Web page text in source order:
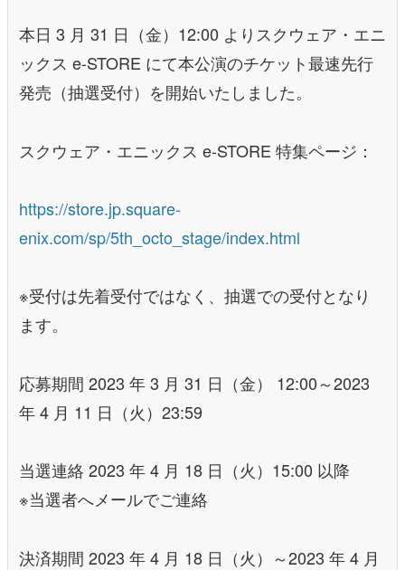
本日 3 月 31 日（金）12:00 よりスクウェア・エニ
ックス e-STORE にて本公演のチケット最速先行
発売（抽選受付）を開始いたしました。
スクウェア・エニックス e-STORE 特集ページ：
https://store.jp.square-
enix.com/sp/5th_octo_stage/index.html
※受付は先着受付ではなく、抽選での受付となり
ます。
応募期間 2023 年 3 月 31 日（金） 12:00～2023
年 4 月 11 日（火）23:59
当選連絡 2023 年 4 月 18 日（火）15:00 以降
※当選者へメールでご連絡
決済期間 2023 年 4 月 18 日（火）～2023 年 4 月